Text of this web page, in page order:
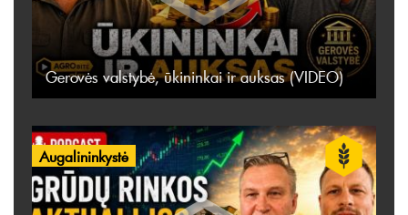
Gerovės valstybė, ūkininkai ir auksas (VIDEO)
Augalininkystė